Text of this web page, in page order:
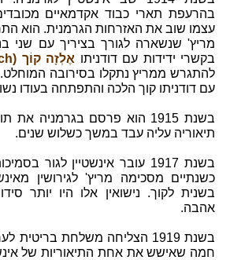
בהרעפת תארי כבוד אקדמאיים
עצמו שוב את האזרחות הגרמנית. הוא
מריץ' שנשארה לגורך בציריך עם שני
בקשרי ידידות עם דודניתו אֶלְזָה קוֹך (Elza Koch)
להתגרש ממריץ נתקלו בסירובה
עם דודניתו קוך הלכה והתפתחה בעודו
בשנת 1915 הוא פרסם בגרמניה
תיאוריה עליה עבד במשך כשלוש שנים.
בשנת 1917 עובר אינשטיין לגור
כשנתיים מסכימה מריץ' לגירושין
בשנית לקוך. נישואין אלו היו יותר
אהבה.
בשנת 1919 הצליחה משלחת בריטית
חמה שאישש את אחת התיאוריות של